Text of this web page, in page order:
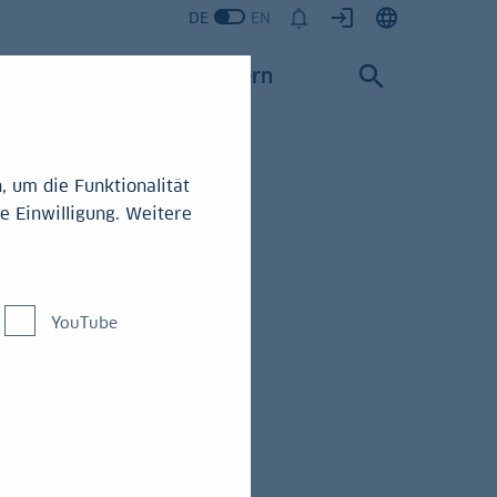
DE EN
Konzern
um die Funktionalität
Einwilligung. Weitere
YouTube